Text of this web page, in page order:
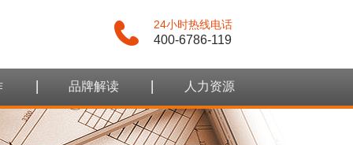
24小时热线电话
400-6786-119
品牌解读 人力资源